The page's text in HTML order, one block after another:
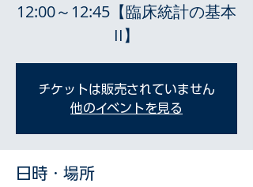
12:00～12:45【臨床統計の基本
II】
チケットは販売されていません
他のイベントを見る
日時・場所